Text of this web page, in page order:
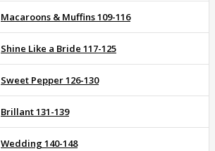
Macaroons & Muffins 109-116
Shine Like a Bride 117-125
Sweet Pepper 126-130
Brillant 131-139
Wedding 140-148